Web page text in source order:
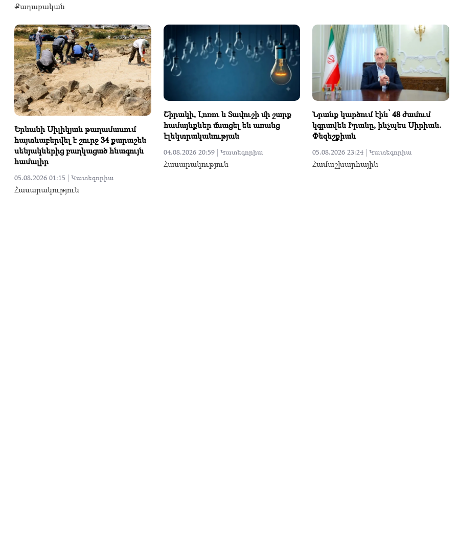
Քաղաքական
Երևանի Սիլիկյան թաղամասում
հայտնաբերվել է շուրջ 34 քարաշեն
սենյակներից բաղկացած հնագույն
համալիր
05.08.2026 01:15 | Կատեգորիա
Հասարակություն
Շիրակի, Լոռու և Տավուշի մի շարք
համայնքներ մնացել են առանց
էլեկտրականության
04.08.2026 20:59 | Կատեգորիա
Հասարակություն
Նրանք կարծում էին՝ 48 ժամում
կգրավեն Իրանը, ինչպես Սիրիան.
Փեզեշքիան
05.08.2026 23:24 | Կատեգորիա
Համաշխարհային